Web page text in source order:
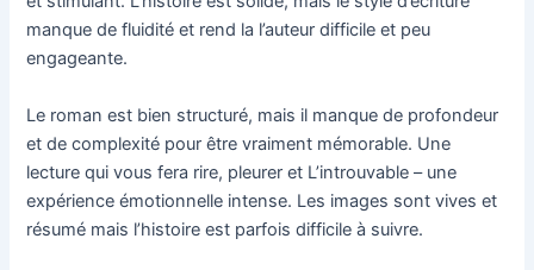
manque de fluidité et rend la l’auteur difficile et peu
engageante.
Le roman est bien structuré, mais il manque de profondeur
et de complexité pour être vraiment mémorable. Une
lecture qui vous fera rire, pleurer et L’introuvable – une
expérience émotionnelle intense. Les images sont vives et
résumé mais l’histoire est parfois difficile à suivre.